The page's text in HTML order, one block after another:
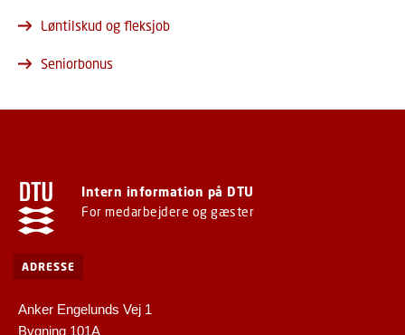
Løntilskud og fleksjob
Seniorbonus
Intern information på DTU
For medarbejdere og gæster
ADRESSE
Anker Engelunds Vej 1
Bygning 101A